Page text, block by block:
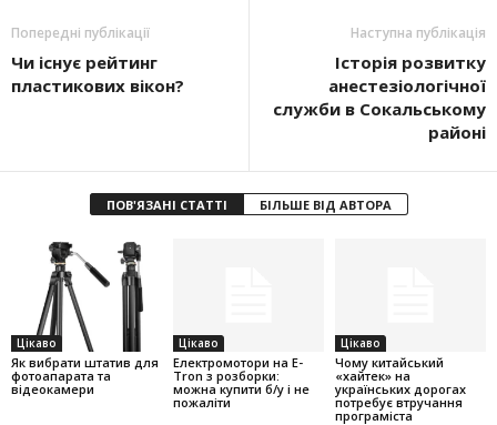
Попередні публікації
Чи існує рейтинг
пластикових вікон?
Наступна публікація
Історія розвитку
анестезіологічної
служби в Сокальському
районі
ПОВ'ЯЗАНІ СТАТТІ БІЛЬШЕ ВІД АВТОРА
Цікаво
Як вибрати штатив для
фотоапарата та
відеокамери
Цікаво
Електромотори на E-
Tron з розборки:
можна купити б/у і не
пожаліти
Цікаво
Чому китайський
«хайтек» на
українських дорогах
потребує втручання
програміста